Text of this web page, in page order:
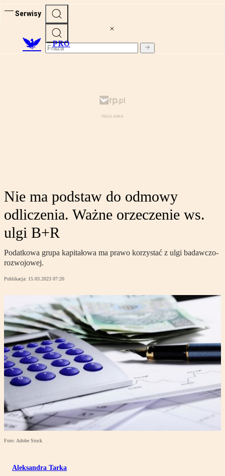
Serwisy
PRO
Nie ma podstaw do odmowy
odliczenia. Ważne orzeczenie ws.
ulgi B+R
Podatkowa grupa kapitałowa ma prawo korzystać z ulgi badawczo-
rozwojowej.
Publikacja: 15.03.2023 07:20
Foto: Adobe Stock
Aleksandra Tarka